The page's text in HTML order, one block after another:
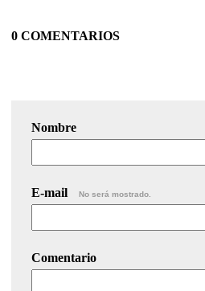
0 COMENTARIOS
Nombre
E-mail No será mostrado.
Comentario